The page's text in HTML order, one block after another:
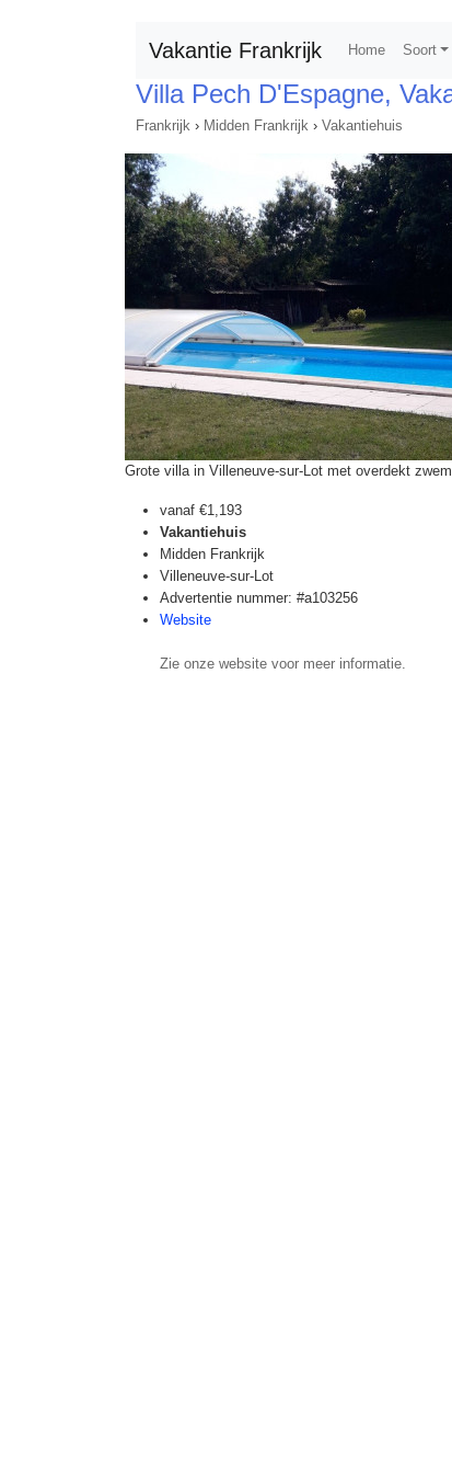
Vakantie Frankrijk Home Soort
Villa Pech D'Espagne,
Frankrijk › Midden Frankrijk › Vakantiehuis
Grote villa in Villeneuve-sur-Lot met overdekt
vanaf €1,193
Vakantiehuis
Midden Frankrijk
Villeneuve-sur-Lot
Advertentie nummer: #a103256
Website
Zie onze website voor meer informatie.